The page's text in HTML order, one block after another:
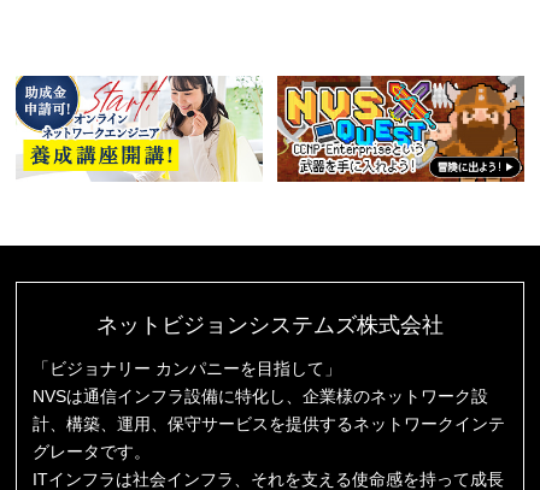
ネットビジョンシステムズ株式会社
「ビジョナリー カンパニーを目指して」
NVSは通信インフラ設備に特化し、企業様のネットワーク設
計、構築、運用、保守サービスを提供するネットワークインテ
グレータです。
ITインフラは社会インフラ、それを支える使命感を持って成長